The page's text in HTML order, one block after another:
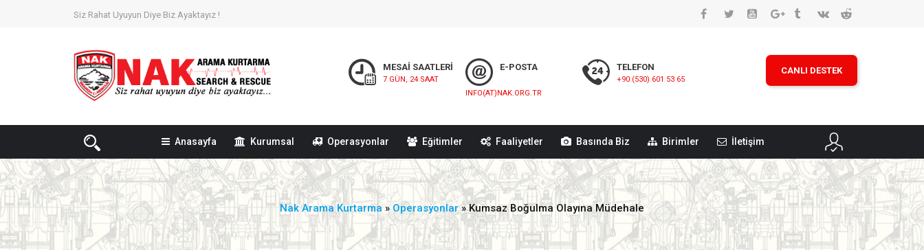
Siz Rahat Uyuyun Diye Biz Ayaktayız !
TELEFON
+90 (530) 601 53 65
E-POSTA
INFO(AT)NAK.ORG.TR
MESAİ SAATLERİ
7 GÜN, 24 SAAT
CANLI DESTEK
Anasayfa Kurumsal Operasyonlar Eğitimler Faaliyetler Basında Biz Birimler İletişim
Nak Arama Kurtarma » Operasyonlar» Kumsaz Boğulma Olayına Müdehale